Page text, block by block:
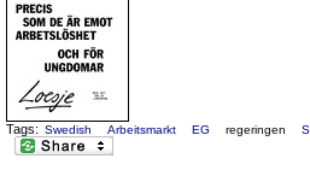
Tags: Swedish Arbeitsmarkt EG regeringen